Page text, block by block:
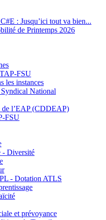
: Jusqu’ici tout va bien...
de Printemps 2026
FSU
les instances
National
de l’EAP (CDDEAP)
FSU
- Diversité
- Dotation ATLS
et prévoyance